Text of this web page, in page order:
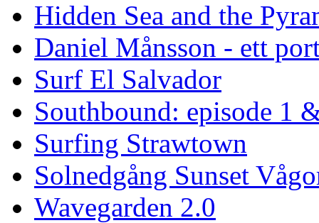
Hidden Sea and the
Daniel Månsson - ett
Surf El Salvador
Southbound: episode 1
Surfing Strawtown
Solnedgång Sunset
Wavegarden 2.0